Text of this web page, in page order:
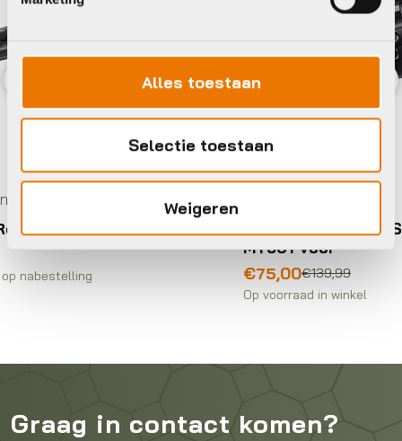
Alles toestaan
Selectie toestaan
Weigeren
Previous
Shimano Schijfrem Set BL BR-
MT501 Voor
Oorspronkelijke
€
Huidige
Graag in contact komen?